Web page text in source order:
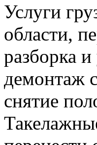
Услуги
области,
разборка
демонтаж
снятие